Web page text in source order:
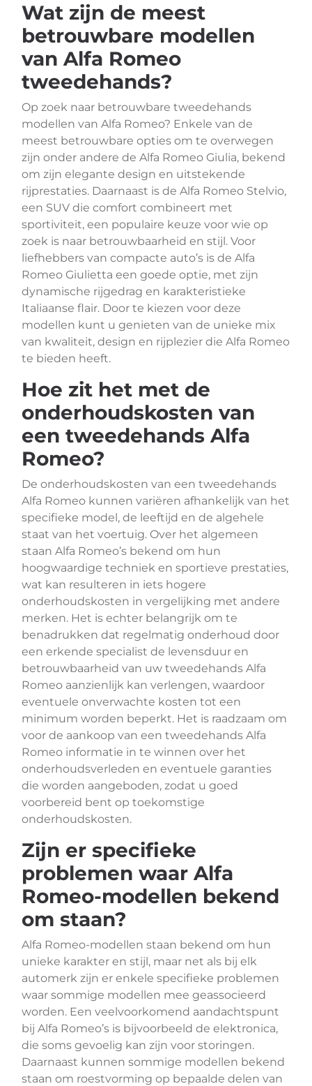
Wat zijn de meest
betrouwbare modellen
van Alfa Romeo
tweedehands?
Op zoek naar betrouwbare tweedehands
modellen van Alfa Romeo? Enkele van de
meest betrouwbare opties om te overwegen
zijn onder andere de Alfa Romeo Giulia, bekend
om zijn elegante design en uitstekende
rijprestaties. Daarnaast is de Alfa Romeo Stelvio,
een SUV die comfort combineert met
sportiviteit, een populaire keuze voor wie op
zoek is naar betrouwbaarheid en stijl. Voor
liefhebbers van compacte auto’s is de Alfa
Romeo Giulietta een goede optie, met zijn
dynamische rijgedrag en karakteristieke
Italiaanse flair. Door te kiezen voor deze
modellen kunt u genieten van de unieke mix
van kwaliteit, design en rijplezier die Alfa Romeo
te bieden heeft.
Hoe zit het met de
onderhoudskosten van
een tweedehands Alfa
Romeo?
De onderhoudskosten van een tweedehands
Alfa Romeo kunnen variëren afhankelijk van het
specifieke model, de leeftijd en de algehele
staat van het voertuig. Over het algemeen
staan Alfa Romeo’s bekend om hun
hoogwaardige techniek en sportieve prestaties,
wat kan resulteren in iets hogere
onderhoudskosten in vergelijking met andere
merken. Het is echter belangrijk om te
benadrukken dat regelmatig onderhoud door
een erkende specialist de levensduur en
betrouwbaarheid van uw tweedehands Alfa
Romeo aanzienlijk kan verlengen, waardoor
eventuele onverwachte kosten tot een
minimum worden beperkt. Het is raadzaam om
voor de aankoop van een tweedehands Alfa
Romeo informatie in te winnen over het
onderhoudsverleden en eventuele garanties
die worden aangeboden, zodat u goed
voorbereid bent op toekomstige
onderhoudskosten.
Zijn er specifieke
problemen waar Alfa
Romeo-modellen bekend
om staan?
Alfa Romeo-modellen staan bekend om hun
unieke karakter en stijl, maar net als bij elk
automerk zijn er enkele specifieke problemen
waar sommige modellen mee geassocieerd
worden. Een veelvoorkomend aandachtspunt
bij Alfa Romeo’s is bijvoorbeeld de elektronica,
die soms gevoelig kan zijn voor storingen.
Daarnaast kunnen sommige modellen bekend
staan om roestvorming op bepaalde delen van